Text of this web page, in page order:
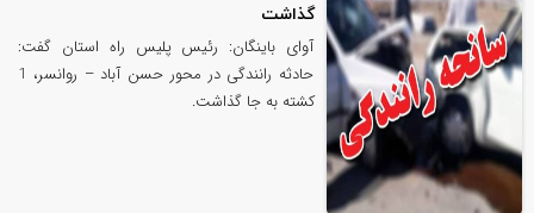
گذاشت
آوای باینگان: رئیس پلیس راه استان گفت:
حادثه رانندگی در محور حسن آباد – روانسر، 1
کشته به جا گذاشت.